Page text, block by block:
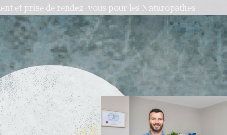
et prise de rendez-vous pour les Naturopathes